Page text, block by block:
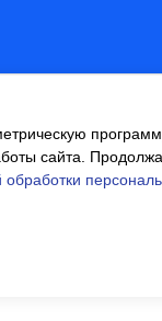
(917) 945 88
сайта.
обработки